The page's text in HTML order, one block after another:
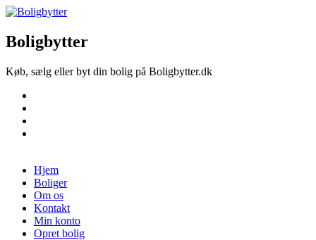
Boligbytter
Køb, sælg eller byt din bolig på Boligbytter.dk
Hjem
Boliger
Om os
Kontakt
Min konto
Opret bolig